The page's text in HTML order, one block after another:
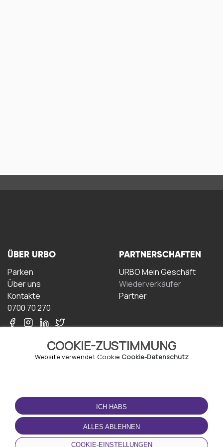
COOKIE-ZUSTIMMUNG
Website verwendet Cookie Cookie-Datenschutz
ICH HABS
ALLES ABLEHNEN
COOKIE-EINSTELLUNGEN
ÜBER URBO
Parken
Über uns
Kontakte
0700 70 270
PARTNERSCHAFTEN
URBO Mein Geschäft
Wiederverkäufer
Partner
NUTZUNGSBEDINGUNGEN
Geschäftsbedingungen
Datenschutz-
Bestimmungen
Cookie-Richtlinie
LADEN SIE DIE APP
HERUNTER